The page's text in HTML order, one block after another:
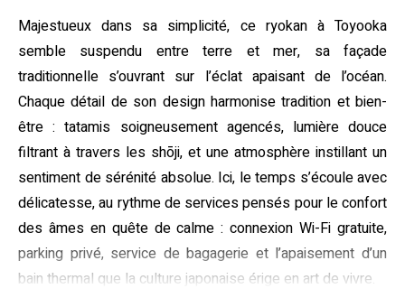
Majestueux dans sa simplicité, ce ryokan à Toyooka
semble suspendu entre terre et mer, sa façade
traditionnelle s’ouvrant sur l’éclat apaisant de l’océan.
Chaque détail de son design harmonise tradition et bien-
être : tatamis soigneusement agencés, lumière douce
filtrant à travers les shōji, et une atmosphère instillant un
sentiment de sérénité absolue. Ici, le temps s’écoule avec
délicatesse, au rythme de services pensés pour le confort
des âmes en quête de calme : connexion Wi-Fi gratuite,
parking privé, service de bagagerie et l’apaisement d’un
bain thermal que la culture japonaise érige en art de vivre.